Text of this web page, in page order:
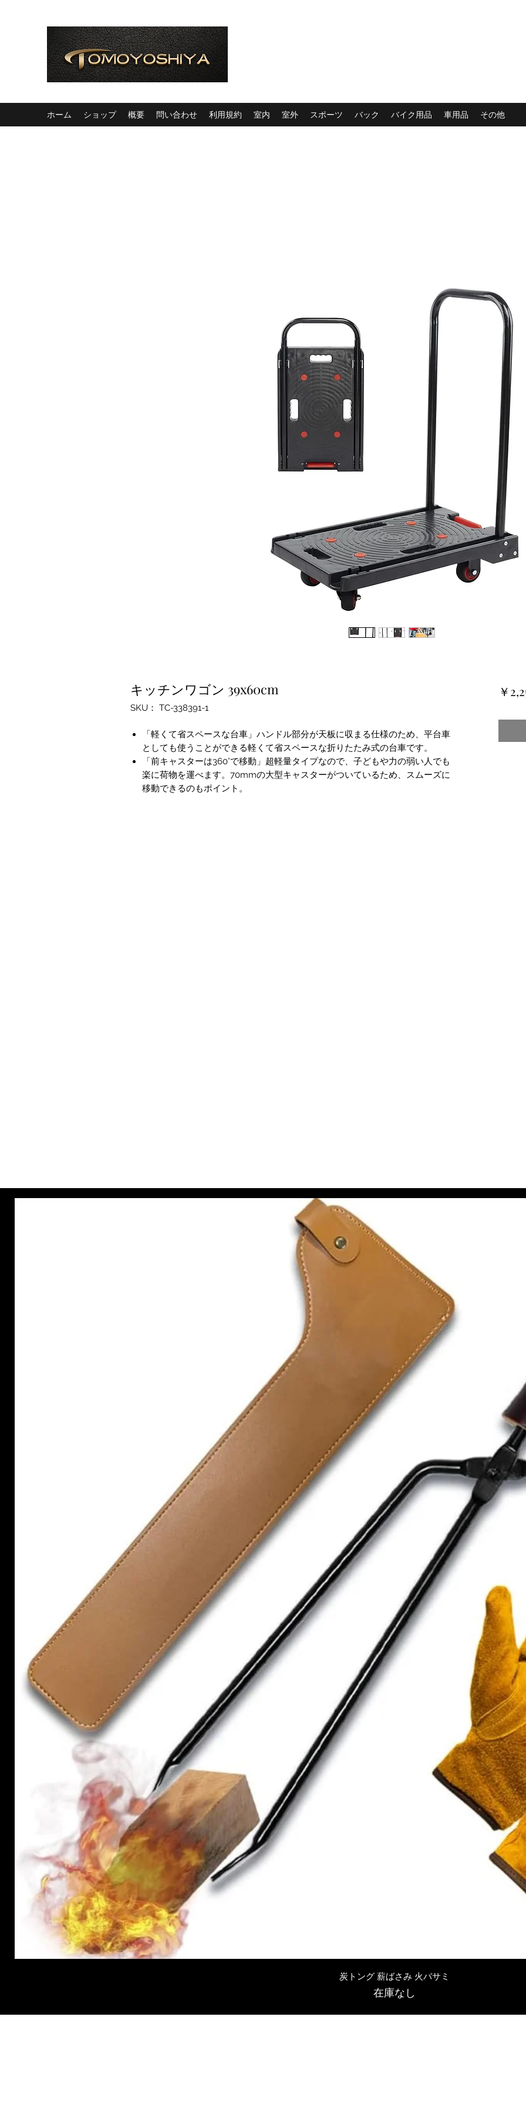
ホーム ショップ 概要 問い合わせ 利用規約 室内 室外 スポーツ バック バイク用品 車用品 その他
キッチンワゴン 39x60cm
SKU： TC-338391-1
「軽くて省スペースな台車」ハンドル部分が天板に収まる仕様のため、平台車
としても使うことができる軽くて省スペースな折りたたみ式の台車です。
「前キャスターは360°で移動」超軽量タイプなので、子どもや力の弱い人でも
楽に荷物を運べます。70mmの大型キャスターがついているため、スムーズに
移動できるのもポイント。
￥
クイックビュー
炭トング 薪ばさみ 火バサミ
在庫なし